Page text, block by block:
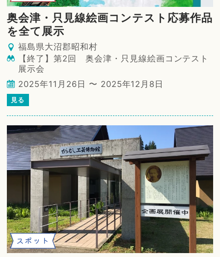
奥会津・只見線絵画コンテスト応募作品
を全て展示
福島県大沼郡昭和村
【終了】第2回 奥会津・只見線絵画コンテスト
展示会
2025年11月26日 〜 2025年12月8日
見る
スポット